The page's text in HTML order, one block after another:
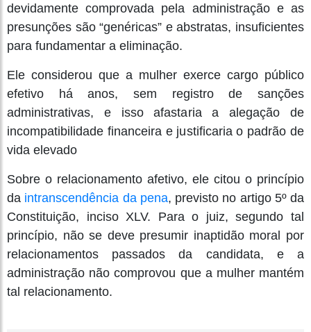
devidamente comprovada pela administração e as
presunções são “genéricas” e abstratas, insuficientes
para fundamentar a eliminação.
Ele considerou que a mulher exerce cargo público
efetivo há anos, sem registro de sanções
administrativas, e isso afastaria a alegação de
incompatibilidade financeira e justificaria o padrão de
vida elevado
Sobre o relacionamento afetivo, ele citou o princípio
da intranscendência da pena, previsto no artigo 5º da
Constituição, inciso XLV. Para o juiz, segundo tal
princípio, não se deve presumir inaptidão moral por
relacionamentos passados da candidata, e a
administração não comprovou que a mulher mantém
tal relacionamento.